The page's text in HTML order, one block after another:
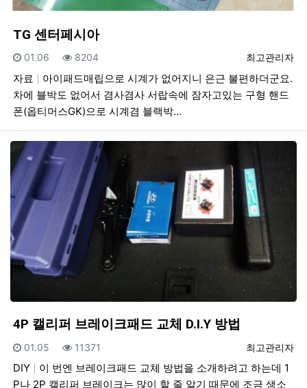
TG 센터페시아
등록자
최고관리자
등록일
01.06 조회
8204
자료
아이패드매립으로 시계가 없어지니 은근 불편하더군요.
차에 블박도 없어서 겸사겸사 서랍속에 잠자고있는 구형 핸드
폰(옵티머스GK)으로 시계겸 블랙박…
4P 캘리퍼 브레이크패드 교체 D.I.Y 방법
등록자
최고관리자
등록일
01.05 조회
11371
DIY
이 번엔 브레이크패드 교체 방법을 소개하려고 하는데 1
P나 2P 캘리퍼 브레이크는 많이 할 줄 알기 때문에 조금 생소